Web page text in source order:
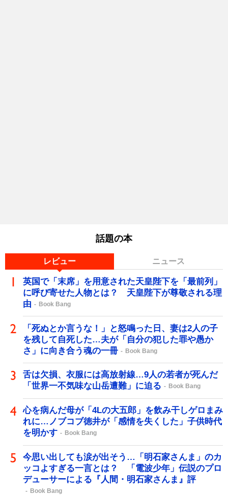
話題の本
レビュー ニュース
英国で「末席」を用意された天皇陛下を「最前列」
に呼び寄せた人物とは？ 天皇陛下が尊敬される理
由
Book Bang
「死ぬとか言うな！」と怒鳴った日、妻は2人の子
を残して自死した…夫が「自分の犯した罪や愚か
さ」に向き合う魂の一冊
Book Bang
舌は欠損、衣服には高放射線…9人の若者が死んだ
「世界一不気味な山岳遭難」に迫る
Book Bang
心を病んだ母が「4Lの大五郎」を飲み干しゲロまみ
れに…ノブコブ徳井が「感情を失くした」子供時代
を明かす
Book Bang
今思い出しても涙が出そう…「明石家さんま」のカ
ッコよすぎる一言とは？ 「電波少年」伝説のプロ
デューサーによる『人間・明石家さんま』評
Book Bang